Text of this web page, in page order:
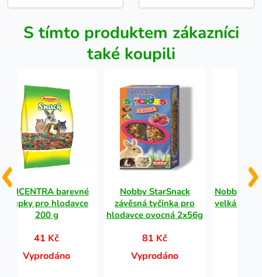
S tímto produktem zákazníci
také koupili
AVICENTRA barevné
křupky pro hlodavce
200 g
41 Kč
Vyprodáno
Nobby StarSnack
závěsná tyčinka pro
hlodavce ovocná 2x56g
81 Kč
Vyprodáno
Nobby
velká oka